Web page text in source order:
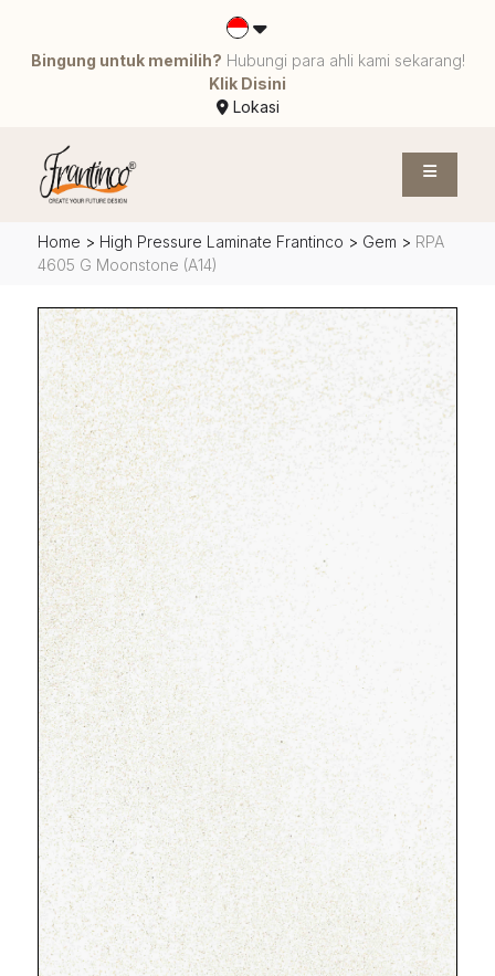
Bingung untuk memilih? Hubungi para ahli kami sekarang!
Klik Disini
Lokasi
Home > High Pressure Laminate Frantinco > Gem > RPA
4605 G Moonstone (A14)